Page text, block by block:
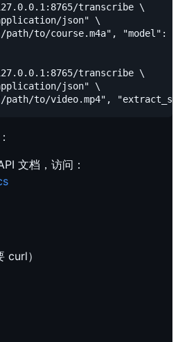
transcribe \
json" \
path/to/course.m4a", "model":
transcribe \
json" \
：
文档，访问：
curl）